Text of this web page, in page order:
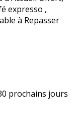
expresso ,
à Repasser
prochains jours